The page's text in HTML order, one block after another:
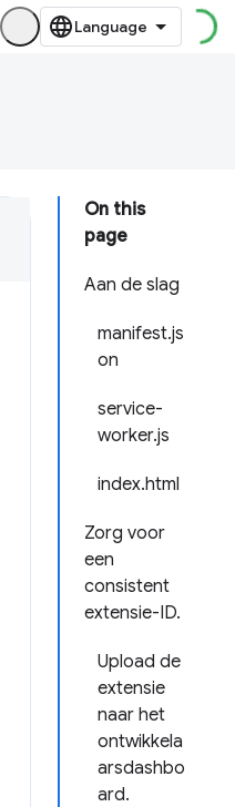
On this
page
Aan de slag
manifest.js
on
service-
worker.js
index.html
Zorg voor
een
consistent
extensie-ID.
Upload de
extensie
naar het
ontwikkela
arsdashbo
ard.